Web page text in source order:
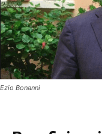
Ezio Bonanni